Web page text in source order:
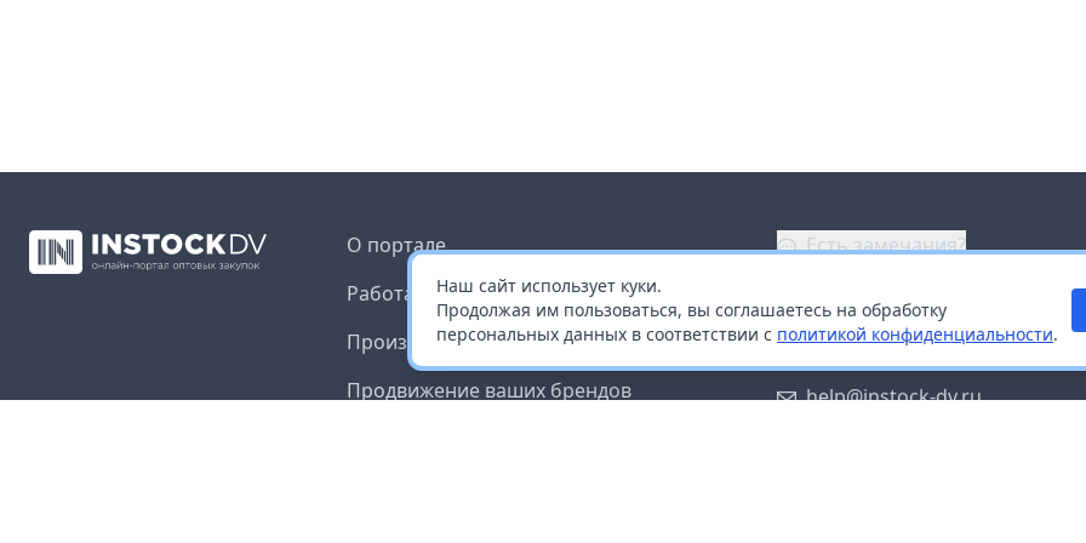
Наш сайт использует куки.
Продолжая им пользоваться, вы соглашаетесь на обработку
персональных данных в соответствии с политикой конфиденциальности.
О портале
Работа с платформой
Производителям и дистрибьюторам
Продвижение ваших брендов
Есть замечания?
Заказать звонок
help@instock-dv.ru